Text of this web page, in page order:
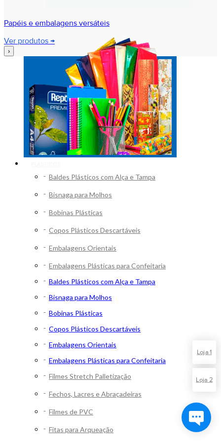
Loja 1
Loja 2
Baldes Plásticos com Alça e Tampa
Bisnaga para Molhos
Bobinas Plásticas
Copos Plásticos Descartáveis
Embalagens Orientais
Embalagens Plásticas para Confeitaria
Baldes Plásticos com Alça e Tampa
Bisnaga para Molhos
Bobinas Plásticas
Copos Plásticos Descartáveis
Embalagens Orientais
Embalagens Plásticas para Confeitaria
Filmes Stretch Palletização
Fechos, Lacres e Abraçadeiras
Filmes de PVC
Fitas para Arqueação
Papéis e embalagens versáteis
Ver produtos →
›